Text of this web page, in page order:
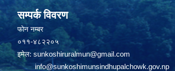
सम्पर्क विवरण
फाेन न‌‍‍‍‌‌म्बर
०११-४८२२०५
इमेल: sunkoshiruralmun@gmail.com
info@sunkoshimunsindhupalchowk.gov.np